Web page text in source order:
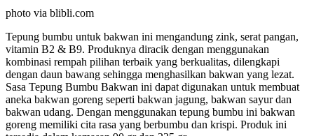
photo via blibli.com
Tepung bumbu untuk bakwan ini mengandung zink, serat pangan,
vitamin B2 & B9. Produknya diracik dengan menggunakan
kombinasi rempah pilihan terbaik yang berkualitas, dilengkapi
dengan daun bawang sehingga menghasilkan bakwan yang lezat.
Sasa Tepung Bumbu Bakwan ini dapat digunakan untuk membuat
aneka bakwan goreng seperti bakwan jagung, bakwan sayur dan
bakwan udang. Dengan menggunakan tepung bumbu ini bakwan
goreng memiliki cita rasa yang berbumbu dan krispi. Produk ini